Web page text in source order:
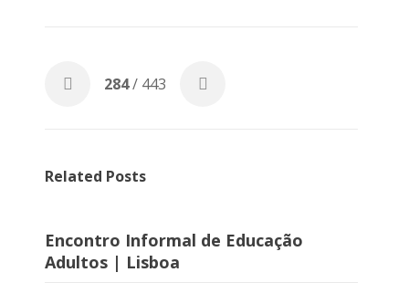
284/ 443
Related Posts
Encontro Informal de Educação
Adultos | Lisboa